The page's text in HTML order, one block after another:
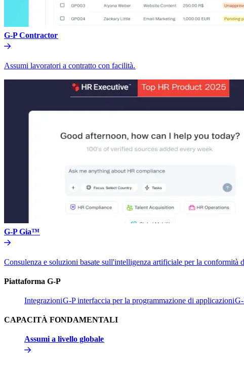
G-P Contractor​​
Assumi lavoratori a contratto con facilità.​​
G-P Gia™​​
Consulenza e soluzioni basate sull'intelligenza artificiale per la conformità
Piattaforma G-P​​
Integrazioni​​G-P interfaccia per la programmazione di applicazioni​​
CAPACITÀ FONDAMENTALI​​
Assumi a livello globale​​